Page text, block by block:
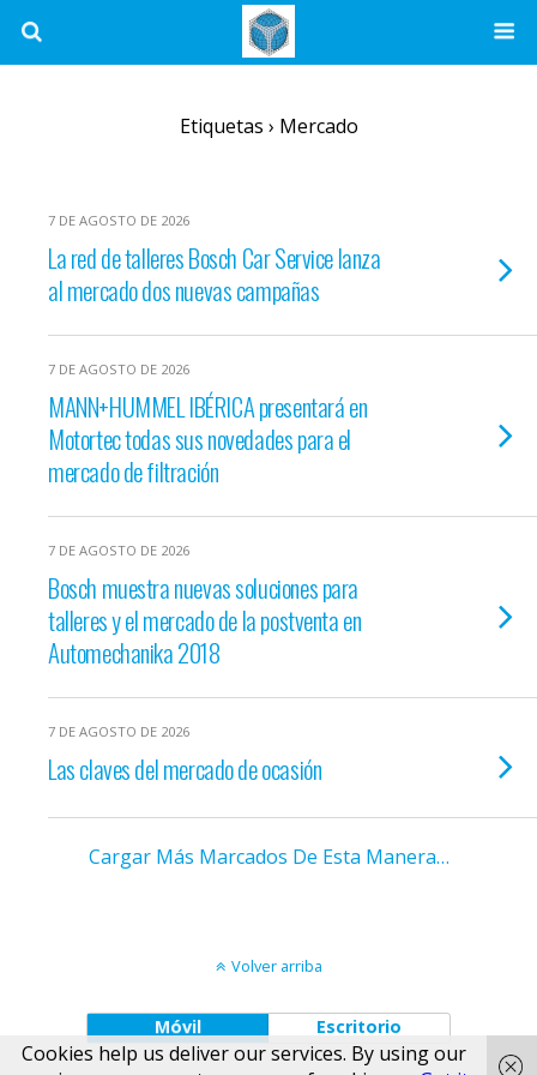
Etiquetas › Mercado
7 DE AGOSTO DE 2026
La red de talleres Bosch Car Service lanza
al mercado dos nuevas campañas
7 DE AGOSTO DE 2026
MANN+HUMMEL IBÉRICA presentará en
Motortec todas sus novedades para el
mercado de filtración
7 DE AGOSTO DE 2026
Bosch muestra nuevas soluciones para
talleres y el mercado de la postventa en
Automechanika 2018
7 DE AGOSTO DE 2026
Las claves del mercado de ocasión
Cargar Más Marcados De Esta Manera…
Volver arriba
Móvil Escritorio
Cookies help us deliver our services. By using our